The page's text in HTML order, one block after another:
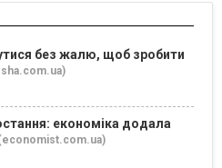
без жалю, щоб зробити
економіка додала